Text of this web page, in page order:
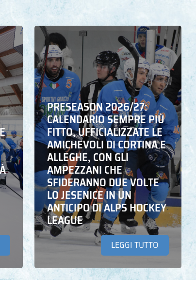
PRESEASON 2026/27:
CALENDARIO SEMPRE PIÙ
FITTO, UFFICIALIZZATE LE
AMICHEVOLI DI CORTINA E
ALLEGHE, CON GLI
AMPEZZANI CHE
SFIDERANNO DUE VOLTE
LO JESENICE IN UN
ANTICIPO DI ALPS HOCKEY
LEAGUE
LEGGI TUTTO